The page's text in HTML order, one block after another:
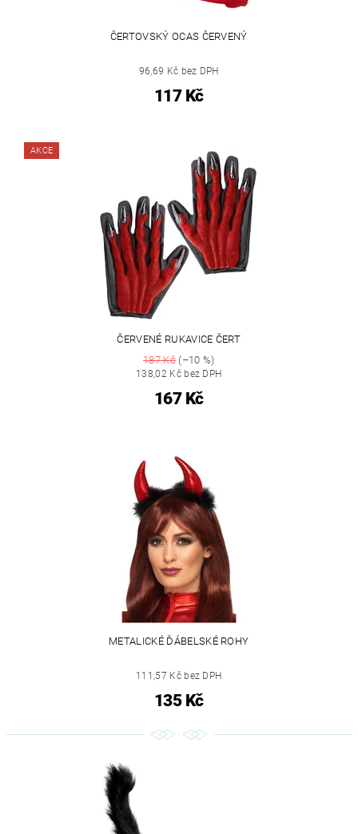
ČERTOVSKÝ OCAS ČERVENÝ
96,69 Kč bez DPH
117 Kč
AKCE
ČERVENÉ RUKAVICE ČERT
187 Kč(–10 %)
138,02 Kč bez DPH
167 Kč
METALICKÉ ĎÁBELSKÉ ROHY
111,57 Kč bez DPH
135 Kč